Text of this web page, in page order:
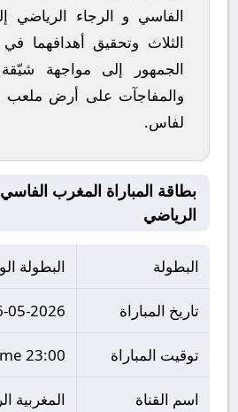
الفاسي و الرجاء الرياضي
الثلاث وتحقيق أهدافهما
الجمهور إلى مواجهة شيّقة
والمفاجآت على أرض ملعب
لفاس.
الرياضي
البطولة البطولة
تاريخ المباراة 05-2026
توقيت المباراة 23:00 Time
اسم القناة المغربية